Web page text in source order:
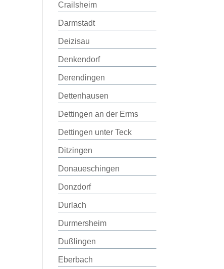
Crailsheim
Darmstadt
Deizisau
Denkendorf
Derendingen
Dettenhausen
Dettingen an der Erms
Dettingen unter Teck
Ditzingen
Donaueschingen
Donzdorf
Durlach
Durmersheim
Dußlingen
Eberbach